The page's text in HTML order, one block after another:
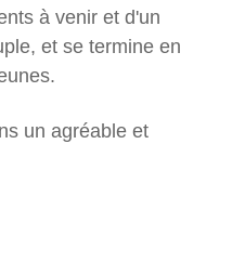
à venir et d'un
et se termine en
un agréable et